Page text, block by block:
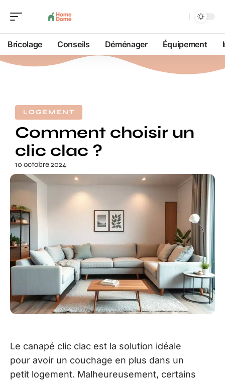
Bricolage Conseils Déménager Équipement
LOGEMENT
Comment choisir un
clic clac ?
10 octobre 2024
Le canapé clic clac est la solution idéale
pour avoir un couchage en plus dans un
petit logement. Malheureusement, certains